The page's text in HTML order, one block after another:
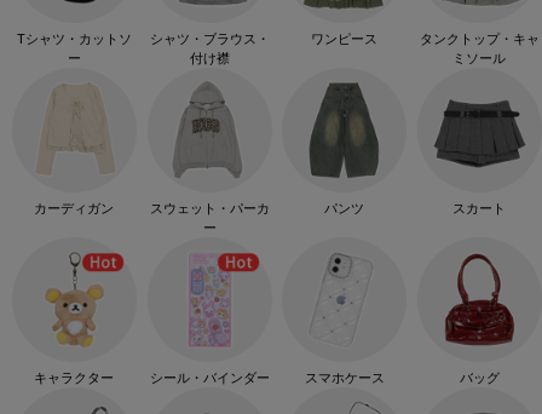
Tシャツ・カットソ
ー
シャツ・ブラウス・
付け襟
ワンピース
タンクトップ・キャ
ミソール
カーディガン
スウェット・パーカ
ー
パンツ スカート
キャラクター シール・バインダー スマホケース バッグ